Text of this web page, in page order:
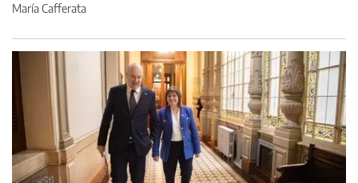
María Cafferata